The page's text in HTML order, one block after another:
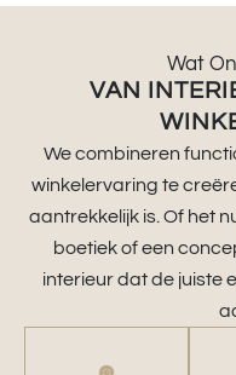
Wat
VAN
We combineren
winkelervaring te
aantrekkelijk is. Of het
boetiek of een
interieur dat de juiste